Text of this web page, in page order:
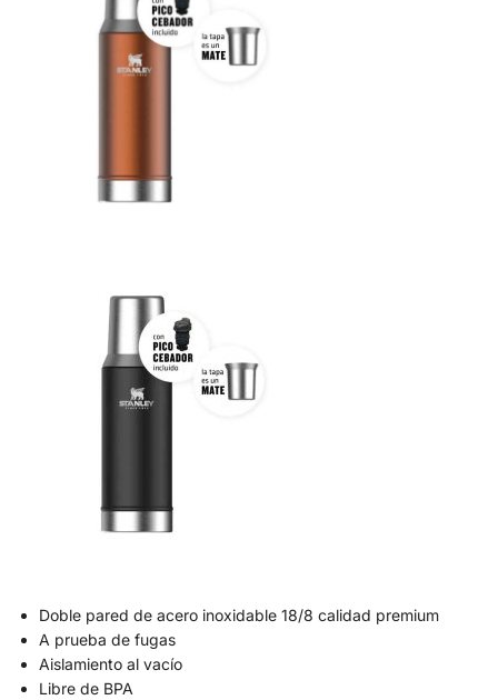
Doble pared de acero inoxidable 18/8 calidad premium
A prueba de fugas
Aislamiento al vacío
Libre de BPA